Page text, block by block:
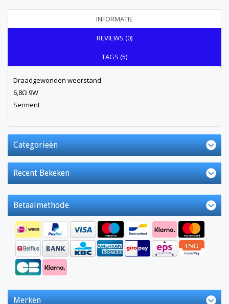
INFORMATIE
REVIEWS (0)
TAGS (5)
Draadgewonden weerstand
6,8Ω 9W
Serment
Categorieën
Recent Bekeken
Betaalmethode
Merken